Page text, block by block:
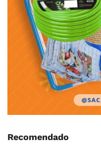
Recomendado